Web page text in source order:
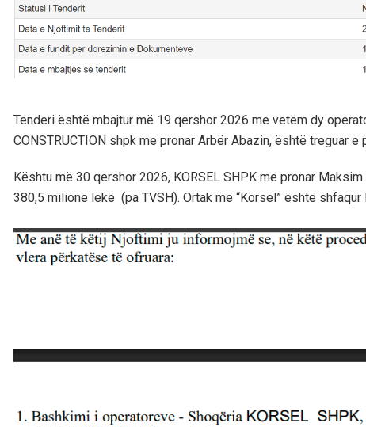
Tenderi është mbajtur më 19 qershor 2026 me vetëm dy
CONSTRUCTION shpk me pronar Arbër Abazin, është treguar e
Kështu më 30 qershor 2026, KORSEL SHPK me pronar
380,5 milionë lekë (pa TVSH). Ortak me “Korsel” është